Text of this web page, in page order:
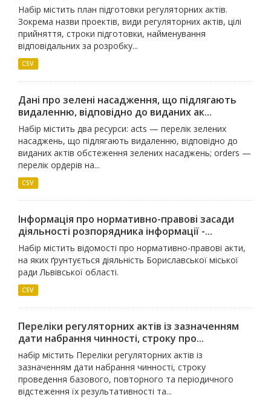
Набір містить план підготовки регуляторних актів.
Зокрема назви проектів, види регуляторних актів, цілі
прийняття, строки підготовки, найменування
відповідальних за розробку...
CSV
Дані про зелені насадження, що підлягають
видаленню, відповідно до виданих ак...
Набір містить два ресурси: acts — перелік зелених
насаджень, що підлягають видаленню, відповідно до
виданих актів обстеження зелених насаджень; orders —
перелік ордерів на...
CSV
Інформація про нормативно-правові засади
діяльності розпорядника інформації -...
Набір містить відомості про нормативно-правові акти,
на яких ґрунтується діяльність Бориславської міської
ради Львівської області.
CSV
Переліки регуляторних актів із зазначенням
дати набрання чинності, строку про...
набір містить Переліки регуляторних актів із
зазначенням дати набрання чинності, строку
проведення базового, повторного та періодичного
відстеження їх результативності та...